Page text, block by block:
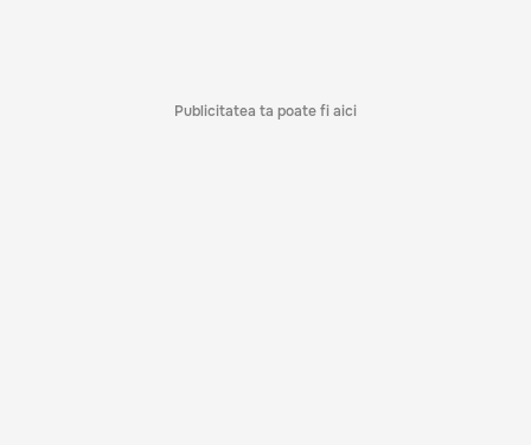
Publicitatea ta poate fi aici